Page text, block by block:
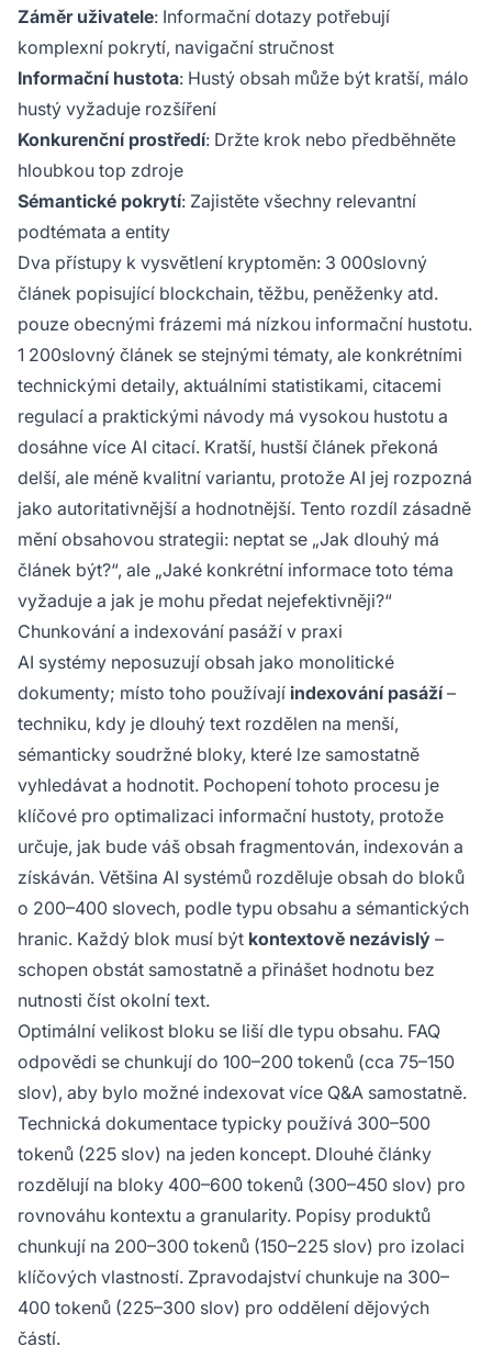
Záměr uživatele: Informační dotazy potřebují
komplexní pokrytí, navigační stručnost
Informační hustota: Hustý obsah může být kratší, málo
hustý vyžaduje rozšíření
Konkurenční prostředí: Držte krok nebo předběhněte
hloubkou top zdroje
Sémantické pokrytí: Zajistěte všechny relevantní
podtémata a entity
Dva přístupy k vysvětlení kryptoměn: 3 000slovný
článek popisující blockchain, těžbu, peněženky atd.
pouze obecnými frázemi má nízkou informační hustotu.
1 200slovný článek se stejnými tématy, ale konkrétními
technickými detaily, aktuálními statistikami, citacemi
regulací a praktickými návody má vysokou hustotu a
dosáhne více AI citací. Kratší, hustší článek překoná
delší, ale méně kvalitní variantu, protože AI jej rozpozná
jako autoritativnější a hodnotnější. Tento rozdíl zásadně
mění obsahovou strategii: neptat se „Jak dlouhý má
článek být?“, ale „Jaké konkrétní informace toto téma
vyžaduje a jak je mohu předat nejefektivněji?“
Chunkování a indexování pasáží v praxi
AI systémy neposuzují obsah jako monolitické
dokumenty; místo toho používají indexování pasáží–
techniku, kdy je dlouhý text rozdělen na menší,
sémanticky soudržné bloky, které lze samostatně
vyhledávat a hodnotit. Pochopení tohoto procesu je
klíčové pro optimalizaci informační hustoty, protože
určuje, jak bude váš obsah fragmentován, indexován a
získáván. Většina AI systémů rozděluje obsah do bloků
o 200–400 slovech, podle typu obsahu a sémantických
hranic. Každý blok musí být kontextově nezávislý –
schopen obstát samostatně a přinášet hodnotu bez
nutnosti číst okolní text.
Optimální velikost bloku se liší dle typu obsahu. FAQ
odpovědi se chunkují do 100–200 tokenů (cca 75–150
slov), aby bylo možné indexovat více Q&A samostatně.
Technická dokumentace typicky používá 300–500
tokenů (225 slov) na jeden koncept. Dlouhé články
rozdělují na bloky 400–600 tokenů (300–450 slov) pro
rovnováhu kontextu a granularity. Popisy produktů
chunkují na 200–300 tokenů (150–225 slov) pro izolaci
klíčových vlastností. Zpravodajství chunkuje na 300–
400 tokenů (225–300 slov) pro oddělení dějových
částí.